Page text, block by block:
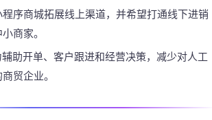
序商城拓展线上渠道，并希望打通线下进销
商家。
助开单、客户跟进和经营决策，减少对人工
贸企业。